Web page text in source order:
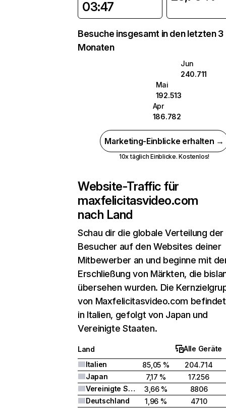
03:47
Besuche insgesamt in den letzten 3
Monaten
Jun
240.711
Mai
192.513
Apr
186.782
Marketing-Einblicke erhalten →
10x täglich Einblicke. Kostenlos!
Website-Traffic für
maxfelicitasvideo.com
nach Land
Schau dir die globale Verteilung der
Besucher auf den Websites deiner
Mitbewerber an und beginne mit
Erschließung von Märkten, die
übersehen wurden. Die
von Maxfelicitasvideo.com
in Italien, gefolgt von Japan und
Vereinigte Staaten.
Land
Alle Geräte
Italien
85,05 %
204.714
Japan
7,17 %
17.256
Vereinigte Staaten
3,66 %
8806
Deutschland
1,96 %
4710